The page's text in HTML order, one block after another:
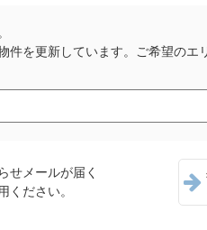
件を更新しています。ご希望のエ
せメールが届く
ください。